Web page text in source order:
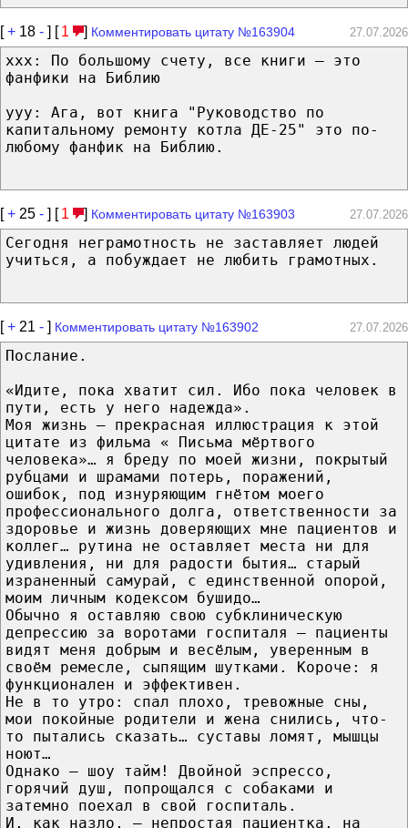
[+ 18 - ] [ 1 ] Комментировать цитату №163904 27.07.2026
xxx: По большому счету, все книги — это
фанфики на Библию
yyy: Ага, вот книга "Руководство по
капитальному ремонту котла ДЕ-25" это по-
любому фанфик на Библию.
[+ 25 - ] [ 1 ] Комментировать цитату №163903 27.07.2026
Сегодня неграмотность не заставляет людей
учиться, а побуждает не любить грамотных.
[+ 21 - ] Комментировать цитату №163902 27.07.2026
Послание.
«Идите, пока хватит сил. Ибо пока человек в
пути, есть у него надежда».
Моя жизнь — прекрасная иллюстрация к этой
цитате из фильма « Письма мёртвого
человека»… я бреду по моей жизни, покрытый
рубцами и шрамами потерь, поражений,
ошибок, под изнуряющим гнётом моего
профессионального долга, ответственности за
здоровье и жизнь доверяющих мне пациентов и
коллег… рутина не оставляет места ни для
удивления, ни для радости бытия… старый
израненный самурай, с единственной опорой,
моим личным кодексом бушидо…
Обычно я оставляю свою субклиническую
депрессию за воротами госпиталя — пациенты
видят меня добрым и весёлым, уверенным в
своём ремесле, сыпящим шутками. Короче: я
функционален и эффективен.
Не в то утро: спал плохо, тревожные сны,
мои покойные родители и жена снились, что-
то пытались сказать… суставы ломят, мышцы
ноют…
Однако — шоу тайм! Двойной эспрессо,
горячий душ, попрощался с собаками и
затемно поехал в свой госпиталь.
И, как назло, — непростая пациентка, на